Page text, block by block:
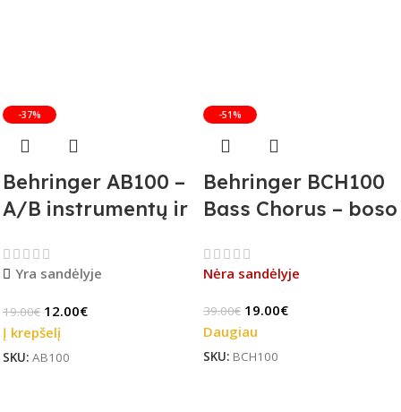
-37%
Behringer AB100 –
A/B instrumentų ir
jungiklis
Yra sandėlyje
19.00€ 12.00€
Į krepšelį
SKU: AB100
-51%
Behringer BCH100
Bass Chorus – boso
Stock)
Nėra sandėlyje
39.00€ 19.00€
Daugiau
SKU: BCH100